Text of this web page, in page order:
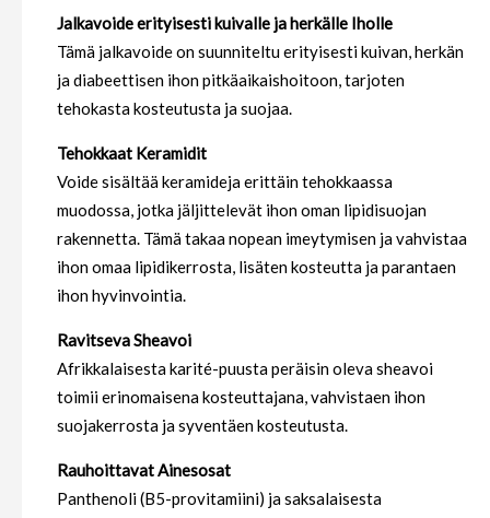
Jalkavoide erityisesti kuivalle ja herkälle Iholle
Tämä jalkavoide on suunniteltu erityisesti kuivan, herkän
ja diabeettisen ihon pitkäaikaishoitoon, tarjoten
tehokasta kosteutusta ja suojaa.
Tehokkaat Keramidit
Voide sisältää keramideja erittäin tehokkaassa
muodossa, jotka jäljittelevät ihon oman lipidisuojan
rakennetta. Tämä takaa nopean imeytymisen ja vahvistaa
ihon omaa lipidikerrosta, lisäten kosteutta ja parantaen
ihon hyvinvointia.
Ravitseva Sheavoi
Afrikkalaisesta karité-puusta peräisin oleva sheavoi
toimii erinomaisena kosteuttajana, vahvistaen ihon
suojakerrosta ja syventäen kosteutusta.
Rauhoittavat Ainesosat
Panthenoli (B5-provitamiini) ja saksalaisesta